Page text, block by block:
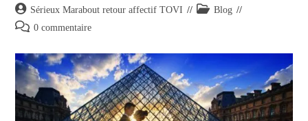
Sérieux Marabout retour affectif TOVI
Blog
0 commentaire